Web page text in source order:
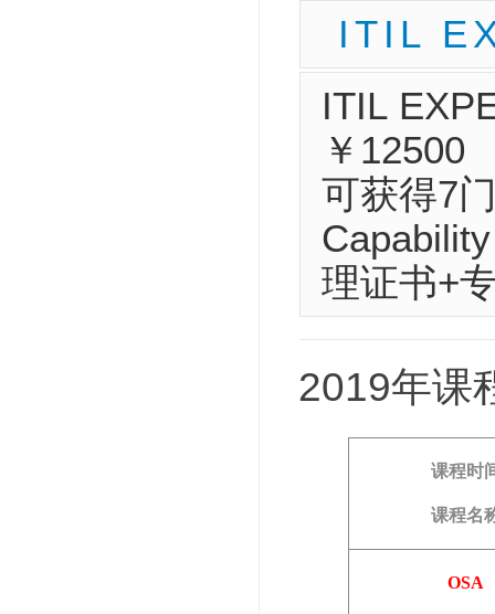
ITIL
ITIL
￥12500
可获得7
理证书+
2019年课
课程时
课程名
OSA